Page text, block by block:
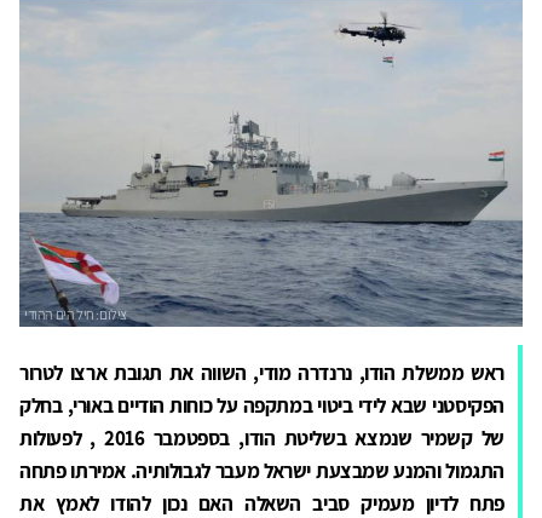
ראש ממשלת הודו, נרנדרה מודי, השווה את תגובת ארצו לטרור
הפקיסטני שבא לידי ביטוי במתקפה על כוחות הודיים באוּרי, בחלק
של קשמיר שנמצא בשליטת הודו, בספטמבר 2016 , לפעולות
התגמול והמנע שמבצעת ישראל מעבר לגבולותיה. אמירתו פתחה
פתח לדיון מעמיק סביב השאלה האם נכון להודו לאמץ את